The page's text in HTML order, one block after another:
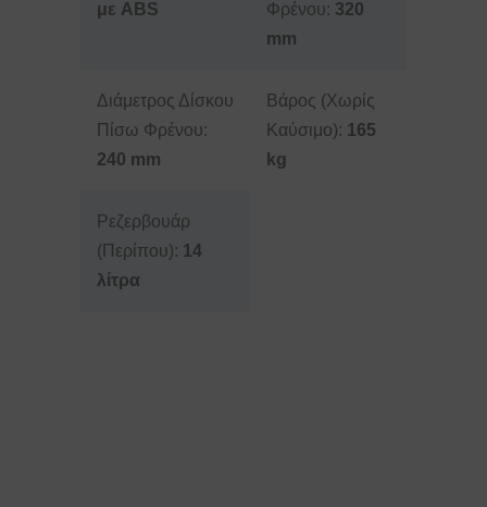
με ABS Φρένου: 320
mm
Διάμετρος Δίσκου
Πίσω Φρένου:
240 mm
Βάρος (Χωρίς
Καύσιμο): 165
kg
Ρεζερβουάρ
(Περίπου): 14
λίτρα